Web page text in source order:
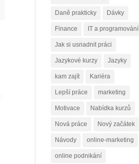
Daně prakticky Dávky
Finance IT a programování
Jak si usnadnit práci
Jazykové kurzy Jazyky
kam zajít Kariéra
Lepší práce marketing
Motivace Nabídka kurzů
Nová práce Nový začátek
Návody online-marketing
online podnikání